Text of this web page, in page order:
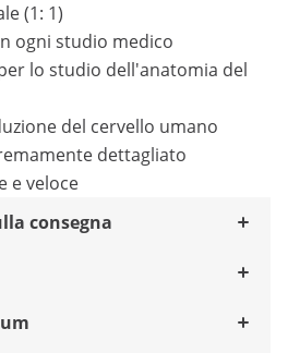
(1: 1)
ogni studio medico
lo studio dell'anatomia del
del cervello umano
dettagliato
e veloce
consegna